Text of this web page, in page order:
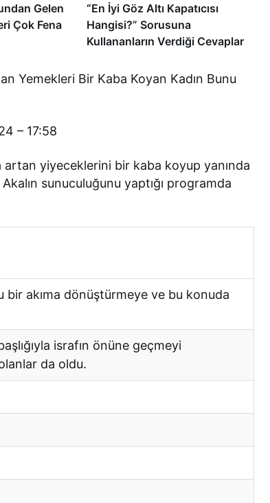
Gelen
Çok Fena
“En İyi Göz Altı Kapatıcısı
Hangisi?” Sorusuna
Kullananların Verdiği Cevaplar
Yemekleri Bir Kaba Koyan Kadın Bunu
– 17:58
yiyeceklerini bir kaba koyup yanında
sunuculuğunu yaptığı programda
bir akıma dönüştürmeye ve bu konuda
israfın önüne geçmeyi
da oldu.